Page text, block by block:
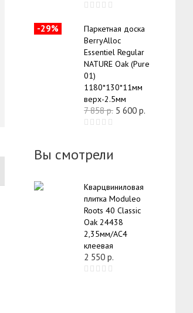
Паркетная доска
BerryAlloc
Essentiel Regular
NATURE Oak (Pure
01)
1180*130*11мм
верх-2.5мм
7 858р. 5 600р.
-29%
Вы смотрели
Кварцвиниловая
плитка Moduleo
Roots 40 Classic
Oak 24438
2,35мм/АС4
клеевая
2 550р.